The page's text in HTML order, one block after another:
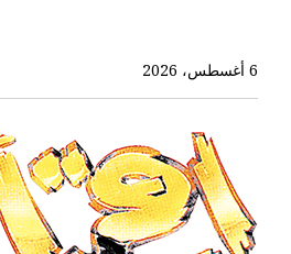
المحتوى
الرئيسي
6 أغسطس، 2026